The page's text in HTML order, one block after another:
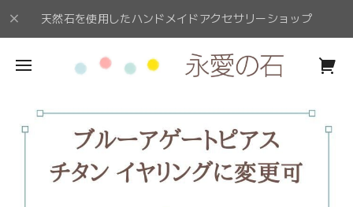
天然石を使用したハンドメイドアクセサリーショップ